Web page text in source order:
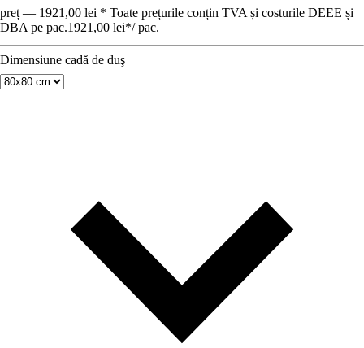
preț — 1921,00 lei * Toate prețurile conțin TVA și costurile DEEE și
DBA pe pac.1921,00 lei*/ pac.
Dimensiune cadă de duş